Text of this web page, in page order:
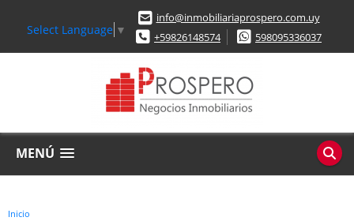
Select Language ▼
info@inmobiliariaprospero.com.uy
+59826148574
598095336037
MENÚ
Inicio